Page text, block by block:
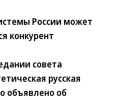
России может
конкурент
совета
русская
объявлено об